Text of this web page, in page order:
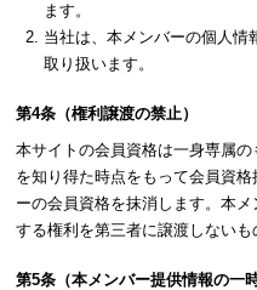
ます。
当社は、本メンバーの個人情
取り扱います。
第4条（権利譲渡の禁止）
本サイトの会員資格は一身専属
を知り得た時点をもって会員資
ーの会員資格を抹消します。本
する権利を第三者に譲渡しないも
第5条（本メンバー提供情報の一